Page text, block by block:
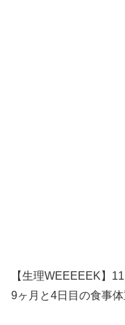
【生理WEEEEEK】
9ヶ月と4日目の食事